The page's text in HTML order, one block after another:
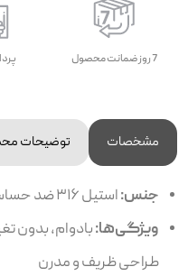
7 روز ضمانت محصول
مشخصات توضیحات
جنس:استیل ۳۱۶ ضد حساسیت (رنگ ثابت و مقاوم)
ویژگی‌ها:بادوام، بدون
طراحی ظریف و مدرن